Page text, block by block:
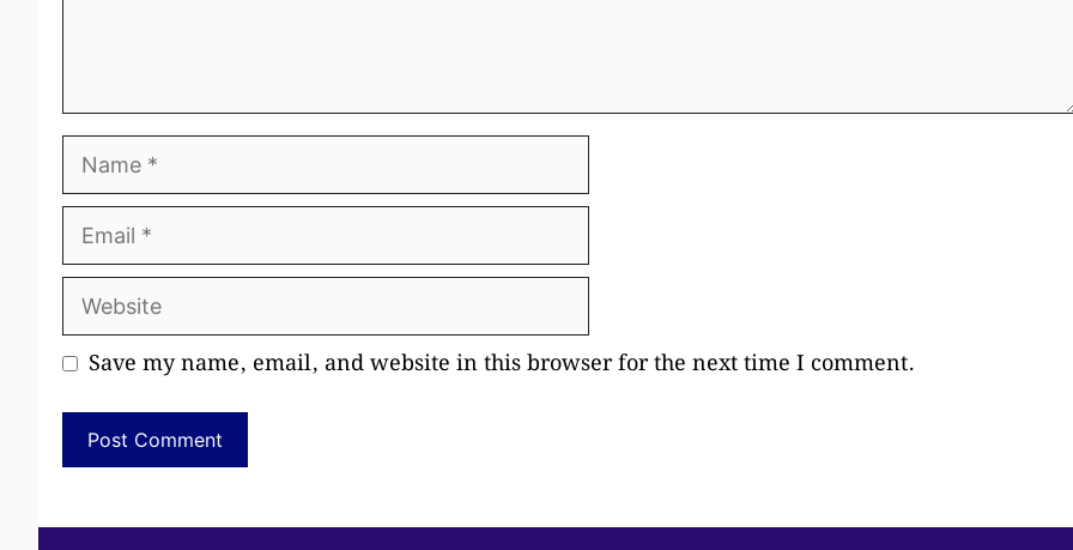
Name
Email
Website
Save my name, email, and website in this browser for the next time I comment.